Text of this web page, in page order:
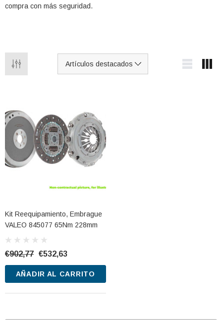
compra con más seguridad.
Kit Reequipamiento, Embrague
VALEO 845077 65Nm 228mm
€902,77 €532,63
AÑADIR AL CARRITO